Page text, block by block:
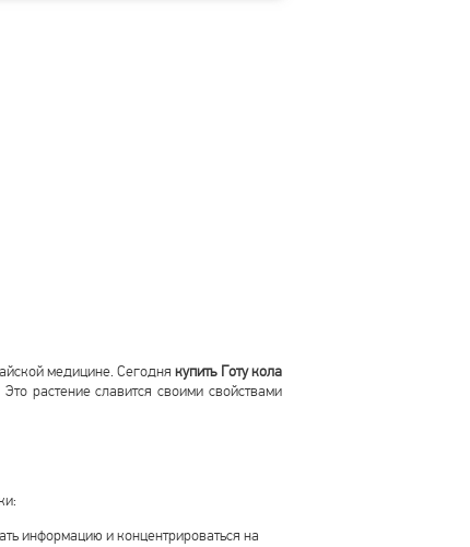
медицине. Сегоднякупить Готу кола
растение славится своими свойствами
информацию и концентрироваться на